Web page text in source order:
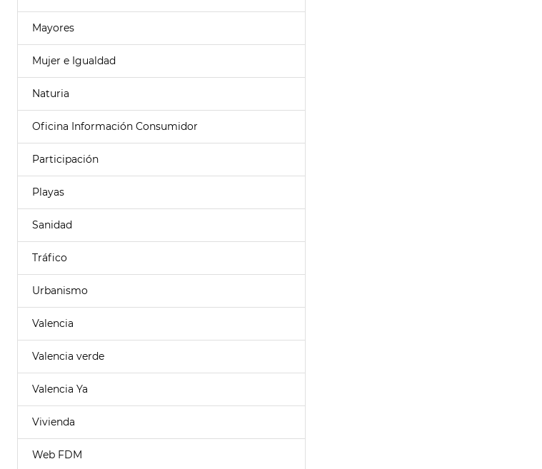
Mayores
Mujer e Igualdad
Naturia
Oficina Información Consumidor
Participación
Playas
Sanidad
Tráfico
Urbanismo
Valencia
Valencia verde
Valencia Ya
Vivienda
Web FDM